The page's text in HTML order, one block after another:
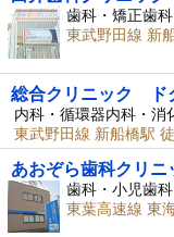
歯科・矯正歯
東武野田線 新
総合クリニック ド
内科・循環器内科・消
東武野田線 新船橋駅
あおぞら歯科クリニ
歯科・小児歯
東葉高速線 東